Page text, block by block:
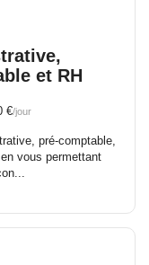
et RH
€/jour
pré-comptable,
vous permettant